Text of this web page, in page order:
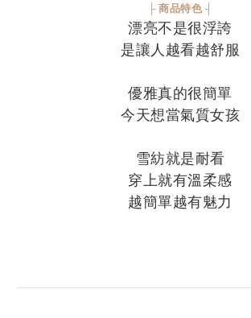
├ 商品特色 ┤
漂亮不是很浮誇
是讓人越看越舒服
優雅真的很簡單
今天想當氣質女孩
雪紡就是耐看
穿上就有溫柔感
越簡單越有魅力